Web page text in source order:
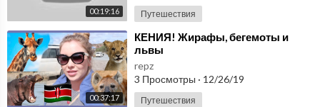
00:19:16 Путешествия
00:37:17
⁣КЕНИЯ! Жирафы, бегемоты и
львы
repz
3 Просмотры · 12/26/19
Путешествия